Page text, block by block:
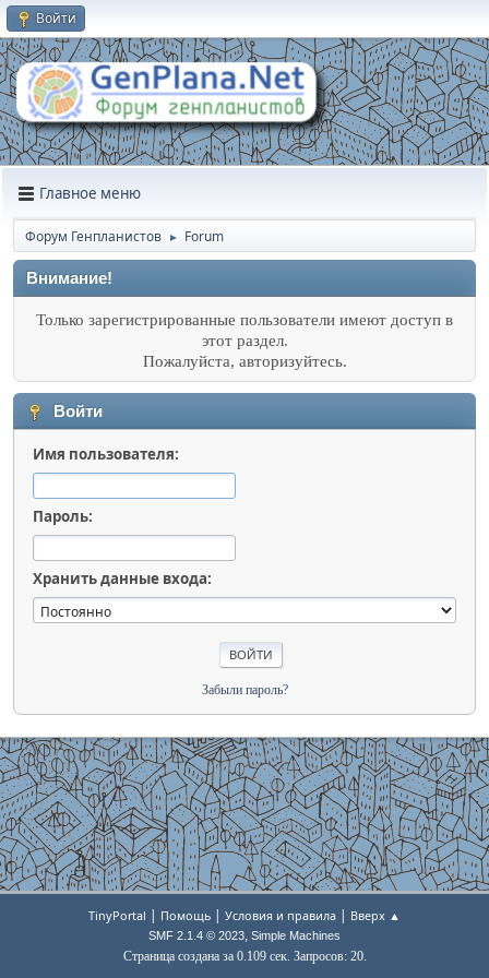
Войти
Главное меню
Форум Генпланистов ► Forum
Внимание!
Только зарегистрированные пользователи имеют доступ в
этот раздел.
Пожалуйста, авторизуйтесь.
Войти
Имя пользователя:
Пароль:
Хранить данные входа:
Забыли пароль?
TinyPortal | Помощь | Условия и правила | Вверх ▲
SMF 2.1.4 © 2023, Simple Machines
Страница создана за 0.109 сек. Запросов: 20.